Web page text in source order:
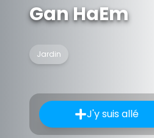
Gan HaEm
Jardin
J'y suis allé